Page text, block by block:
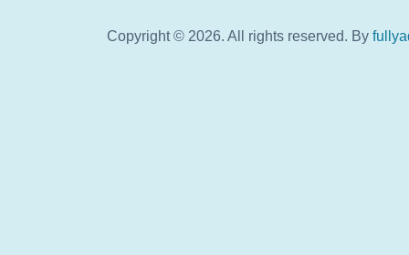
Copyright © 2026. All rights reserved. By